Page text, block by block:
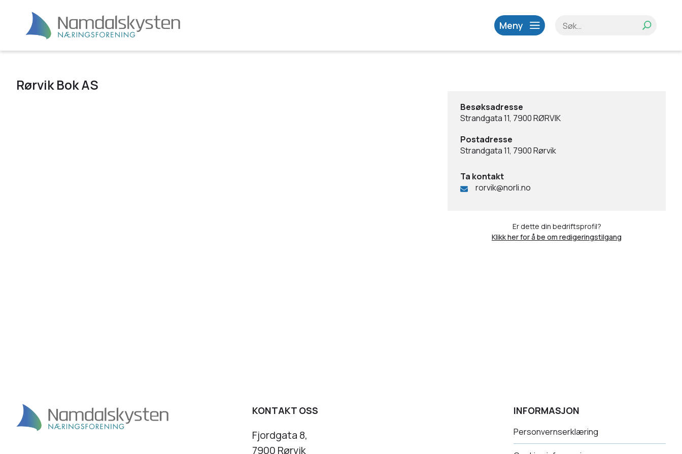
Meny
Rørvik Bok AS
Besøksadresse
Strandgata 11, 7900 RØRVIK
Postadresse
Strandgata 11, 7900 Rørvik
Ta kontakt
rorvik@norli.no
Er dette din bedriftsprofil?
Klikk her for å be om redigeringstilgang
KONTAKT OSS
Fjordgata 8,
7900 Rørvik
INFORMASJON
Personvernserklæring